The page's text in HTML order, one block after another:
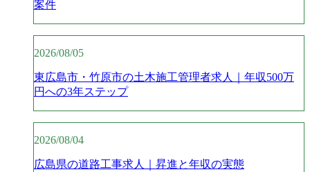
案件
2026/08/05
東広島市・竹原市の土木施工管理者求人｜年収500万
円への3年ステップ
2026/08/04
広島県の道路工事求人｜昇進と年収の実態